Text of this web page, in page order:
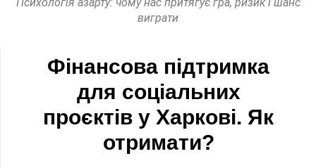
Психологія азарту: чому нас притягує гра, ризик і шанс
виграти
Фінансова підтримка
для соціальних
проєктів у Харкові. Як
отримати?